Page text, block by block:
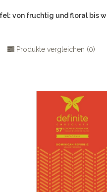
von fruchtig und floral bis
Produkte vergleichen (0)